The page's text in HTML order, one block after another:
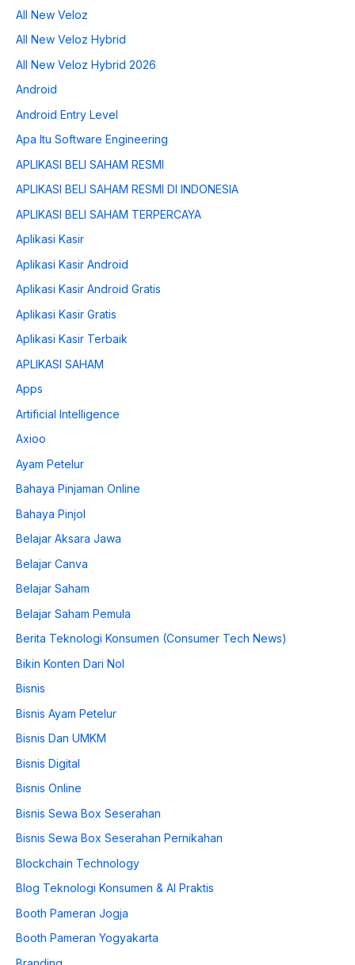
All New Veloz
All New Veloz Hybrid
All New Veloz Hybrid 2026
Android
Android Entry Level
Apa Itu Software Engineering
APLIKASI BELI SAHAM RESMI
APLIKASI BELI SAHAM RESMI DI INDONESIA
APLIKASI BELI SAHAM TERPERCAYA
Aplikasi Kasir
Aplikasi Kasir Android
Aplikasi Kasir Android Gratis
Aplikasi Kasir Gratis
Aplikasi Kasir Terbaik
APLIKASI SAHAM
Apps
Artificial Intelligence
Axioo
Ayam Petelur
Bahaya Pinjaman Online
Bahaya Pinjol
Belajar Aksara Jawa
Belajar Canva
Belajar Saham
Belajar Saham Pemula
Berita Teknologi Konsumen (Consumer Tech News)
Bikin Konten Dari Nol
Bisnis
Bisnis Ayam Petelur
Bisnis Dan UMKM
Bisnis Digital
Bisnis Online
Bisnis Sewa Box Seserahan
Bisnis Sewa Box Seserahan Pernikahan
Blockchain Technology
Blog Teknologi Konsumen & AI Praktis
Booth Pameran Jogja
Booth Pameran Yogyakarta